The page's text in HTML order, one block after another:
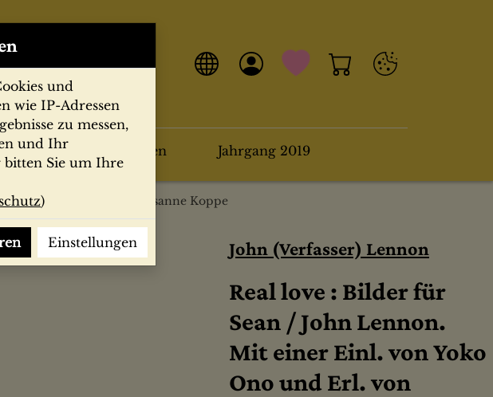
und
wie IP-Adressen
zu messen,
und Ihr
bitten Sie um Ihre
)
Einstellungen
Postkarten Jahrgang 2019
Ono und Erl. von Susanne Koppe
John (Verfasser) Lennon
Real love : Bilder für
Sean / John Lennon.
Mit einer Einl. von Yoko
Ono und Erl. von